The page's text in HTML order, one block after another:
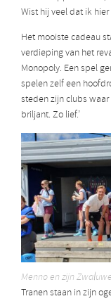
Wist hij veel dat ik hier
Het mooiste cadeau
verdieping van het
Monopoly. Een spel
spelen zelf een
steden zijn clubs
briljant. Zo lief.’
Menno en zijn
Tranen staan in zijn